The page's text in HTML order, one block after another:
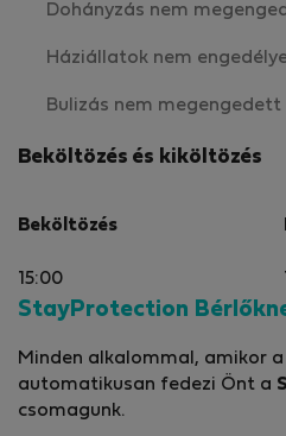
Dohányzás nem
Háziállatok nem
Bulizás nem megengedett
Beköltözés és kiköltözés
Beköltözés
15:00
StayProtection
Minden alkalommal, amikor
automatikusan fedezi Önt a
csomagunk.